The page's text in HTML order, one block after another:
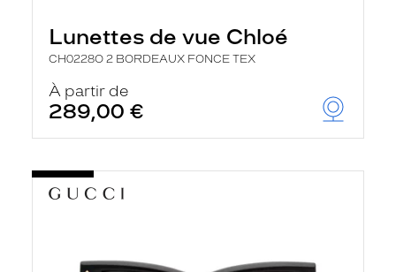
Lunettes de vue Chloé
CH0228O 2 BORDEAUX FONCE TEX
À partir de
289,00 €